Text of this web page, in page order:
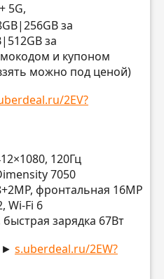
5G,
за
за
и купоном
можно под ценой)
2EV?
120Гц
7050
фронтальная 16MP
Wi-Fi 6
зарядка 67Вт
► s.uberdeal.ru/2EW?